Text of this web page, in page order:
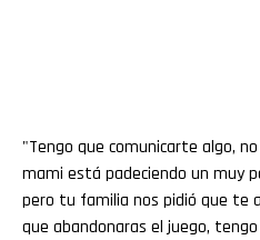
"Tengo que comunicarte algo,
mami está padeciendo un muy
pero tu familia nos pidió que te
que abandonaras el juego,